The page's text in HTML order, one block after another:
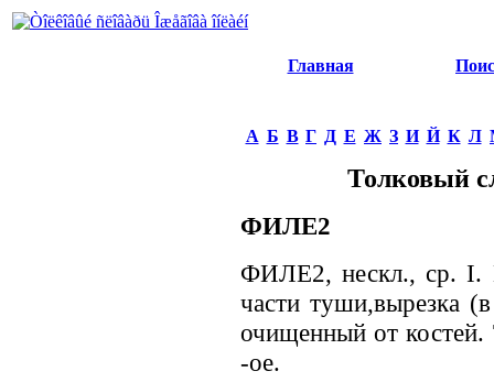
Главная
А Б В Г Д Е Ж З И Й К Л
Толковый
ФИЛЕ2
ФИЛЕ2, нескл., ср. I.
части туши,вырезка
очищенный от
-ое.